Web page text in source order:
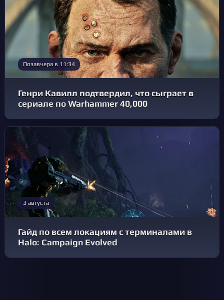
Позавчера в 11:34
Генри Кавилл подтвердил, что сыграет в
сериале по Warhammer 40,000
3 августа
Гайд по всем локациям с терминалами в
Halo: Campaign Evolved